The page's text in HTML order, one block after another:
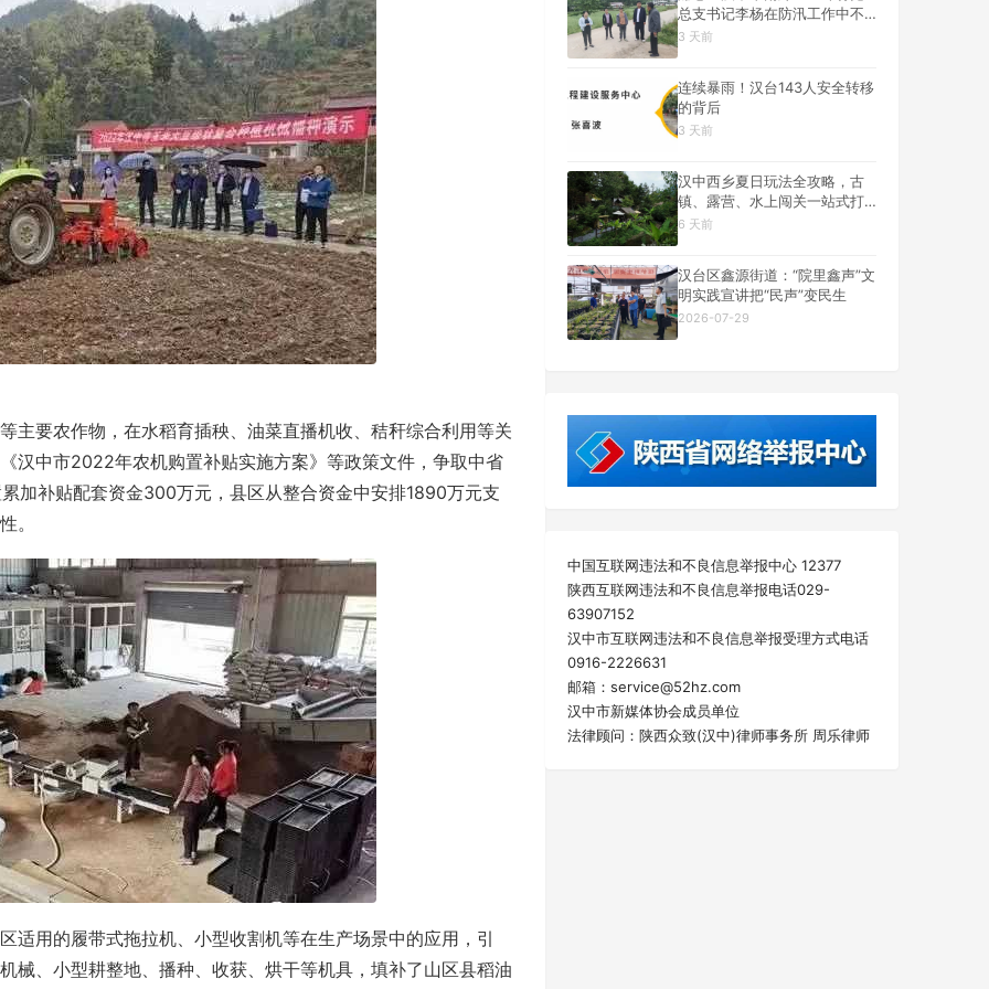
主要农作物，在水稻育插秧、油菜直播机收、秸秆综合利用等关
汉中市2022年农机购置补贴实施方案》等政策文件，争取中省
加补贴配套资金300万元，县区从整合资金中安排1890万元支
。
适用的履带式拖拉机、小型收割机等在生产场景中的应用，引
械、小型耕整地、播种、收获、烘干等机具，填补了山区县稻油
总支书记李杨在防汛工作中不
幸遇难
3 天前
连续暴雨！汉台143人安全转移
的背后
3 天前
汉中西乡夏日玩法全攻略，古
镇、露营、水上闯关一站式打
卡
6 天前
汉台区鑫源街道：“院里鑫声”文
明实践宣讲把“民声”变民生
2026-07-29
中国互联网违法和不良信息举报中心 12377
陕西互联网违法和不良信息举报电话029-
63907152
汉中市互联网违法和不良信息举报受理方式电话
0916-2226631
邮箱：service@52hz.com
汉中市新媒体协会成员单位
法律顾问：陕西众致(汉中)律师事务所 周乐律师